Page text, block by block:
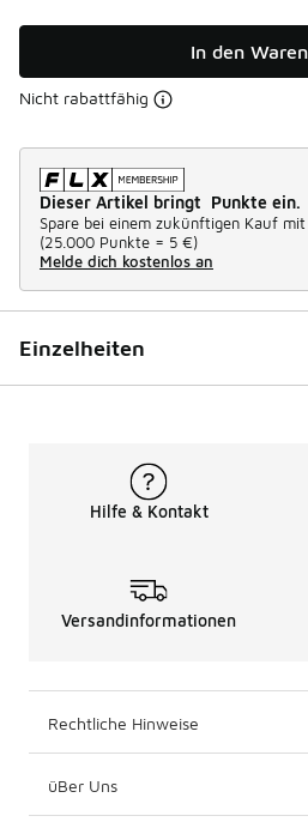
In den
Nicht rabattfähig
Dieser Artikel bringt Punkte ein.
Spare bei einem zukünftigen Kauf mit
(25.000 Punkte = 5 €)
Melde dich kostenlos an
Einzelheiten
Hilfe & Kontakt
Versandinformationen
Rechtliche Hinweise
üBer Uns